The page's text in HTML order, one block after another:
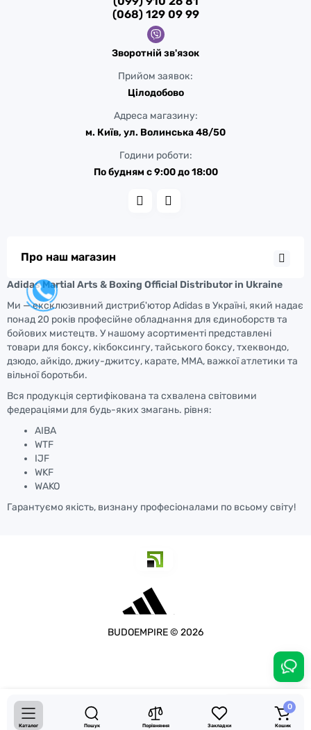
Каталог Пошук Порівняння Закладки
0
Кошик
4050.00 грн. Купити
(068) 129 09 99
Зворотній зв'язок
Прийом заявок:
Цілодобово
Адреса магазину:
м. Київ, ул. Волинська 48/50
Години роботи:
По будням с 9:00 до 18:00
Про наш магазин
Adidas Martial Arts & Boxing Official Distributor in Ukraine
Ми — ексклюзивний дистриб'ютор Adidas в Україні, який надає
понад 20 років професійне обладнання для єдиноборств та
бойових мистецтв. У нашому асортименті представлені
товари для боксу, кікбоксингу, тайського боксу, тхеквондо,
дзюдо, айкідо, джиу-джитсу, карате, ММА, важкої атлетики та
вільної боротьби.
Вся продукція сертифікована та схвалена світовими
федераціями для будь-яких змагань. рівня:
AIBA
WTF
IJF
WKF
WAKO
Гарантуємо якість, визнану професіоналами по всьому світу!
BUDOEMPIRE © 2026